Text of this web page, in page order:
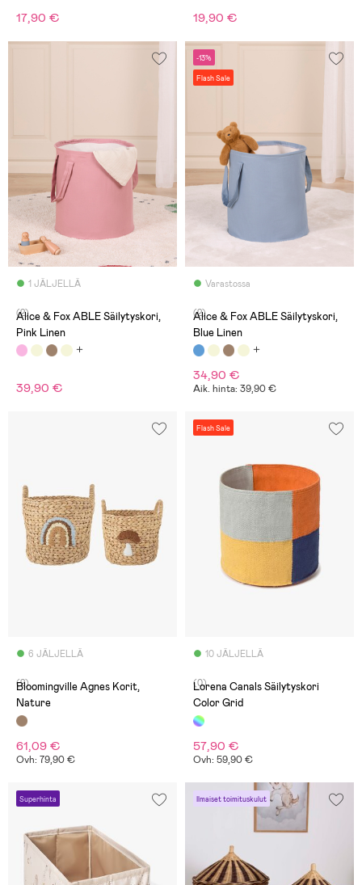
17,90 € 19,90 €
1 JÄLJELLÄ
(2)
Alice & Fox ABLE Säilytyskori,
Pink Linen
39,90 €
-13%
Flash Sale
Varastossa
(2)
Alice & Fox ABLE Säilytyskori,
Blue Linen
34,90 €
Aik. hinta: 39,90 €
6 JÄLJELLÄ
(2)
Bloomingville Agnes Korit,
Nature
61,09 €
Ovh: 79,90 €
Flash Sale
10 JÄLJELLÄ
(0)
Lorena Canals Säilytyskori
Color Grid
57,90 €
Ovh: 59,90 €
Superhinta Ilmaiset toimituskulut